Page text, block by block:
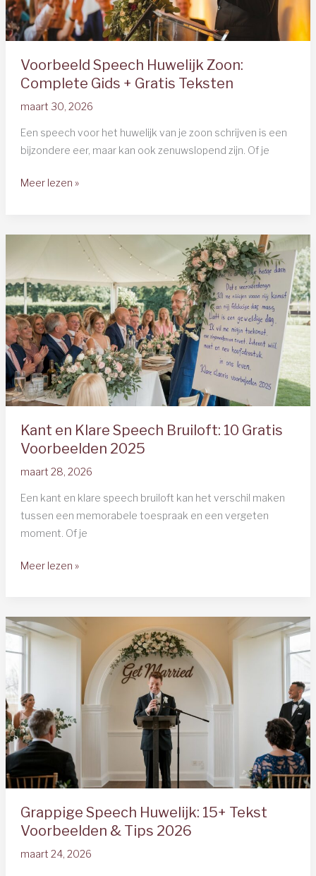
Voorbeeld Speech Huwelijk Zoon:
Complete Gids + Gratis Teksten
maart 30, 2026
Een speech voor het huwelijk van je zoon schrijven is een
bijzondere eer, maar kan ook zenuwslopend zijn. Of je
Voorbeeld
Zoon:
+
Gratis
Teksten
Meer lezen »
Kant en Klare Speech Bruiloft: 10 Gratis
Voorbeelden 2025
maart 28, 2026
Een kant en klare speech bruiloft kan het verschil maken
tussen een memorabele toespraak en een vergeten
moment. Of je
Kant
Speech
Bruiloft:
10
2025
Meer lezen »
Grappige Speech Huwelijk: 15+ Tekst
Voorbeelden & Tips 2026
maart 24, 2026